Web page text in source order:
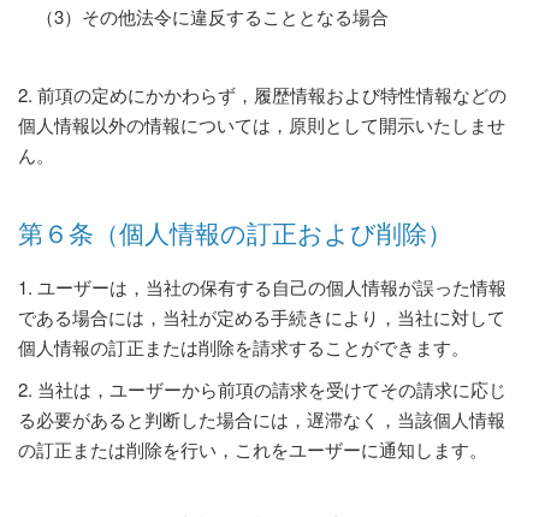
（3）その他法令に違反することとなる場合
2. 前項の定めにかかわらず，履歴情報および特性情報などの
個人情報以外の情報については，原則として開示いたしませ
ん。
第６条（個人情報の訂正および削除）
1. ユーザーは，当社の保有する自己の個人情報が誤った情報
である場合には，当社が定める手続きにより，当社に対して
個人情報の訂正または削除を請求することができます。
2. 当社は，ユーザーから前項の請求を受けてその請求に応じ
る必要があると判断した場合には，遅滞なく，当該個人情報
の訂正または削除を行い，これをユーザーに通知します。